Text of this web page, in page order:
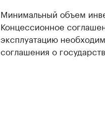
Минимальный объем
Концессионное
эксплуатацию
соглашения о